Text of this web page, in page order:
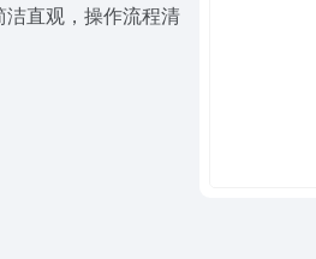
直观，操作流程清